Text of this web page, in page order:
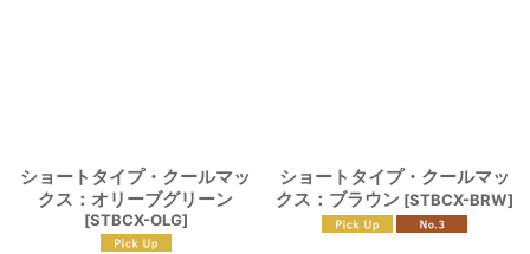
ショートタイプ・クールマッ
クス：オリーブグリーン
[STBCX-OLG]
ショートタイプ・クールマッ
クス：ブラウン [STBCX-BRW]